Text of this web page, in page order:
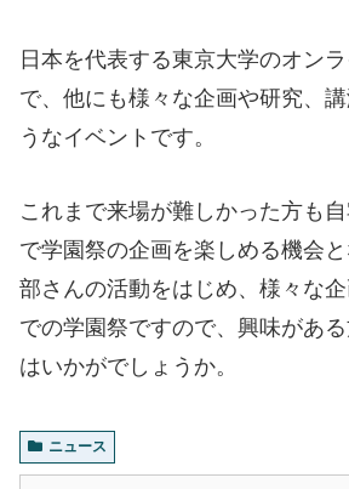
日本を代表する東京大学のオン
で、他にも様々な企画や研究、
うなイベントです。
これまで来場が難しかった方も
で学園祭の企画を楽しめる機会
部さんの活動をはじめ、様々な
での学園祭ですので、興味があ
はいかがでしょうか。
ニュース